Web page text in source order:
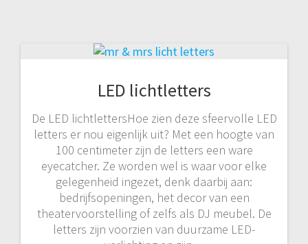
LED lichtletters
De LED lichtlettersHoe zien deze sfeervolle LED
letters er nou eigenlijk uit? Met een hoogte van
100 centimeter zijn de letters een ware
eyecatcher. Ze worden wel is waar voor elke
gelegenheid ingezet, denk daarbij aan:
bedrijfsopeningen, het decor van een
theatervoorstelling of zelfs als DJ meubel. De
letters zijn voorzien van duurzame LED-